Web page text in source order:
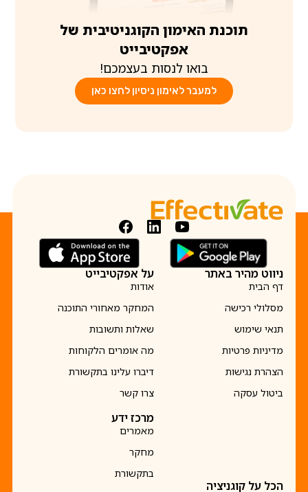
תוכנת האימון הקוגניטיבית של
אפקטיבייט
בואו לנסות בעצמכם!
למעבר לאימון ניסיון לחצו כאן
ניווט מהיר באתר
דף הבית
מסלולי רכישה
תנאי שימוש
מדיניות פרטיות
הצהרת נגישות
ביטול עסקה
על אפקטיבייט
אודות
המחקר מאחורי התוכנה
שאלות ותשובות
מה אומרים הלקוחות
דיברו עלינו בתקשורת
צרו קשר
מרכז ידע
מאמרים
מחקר
בתקשורת
הכל על קוגניציה